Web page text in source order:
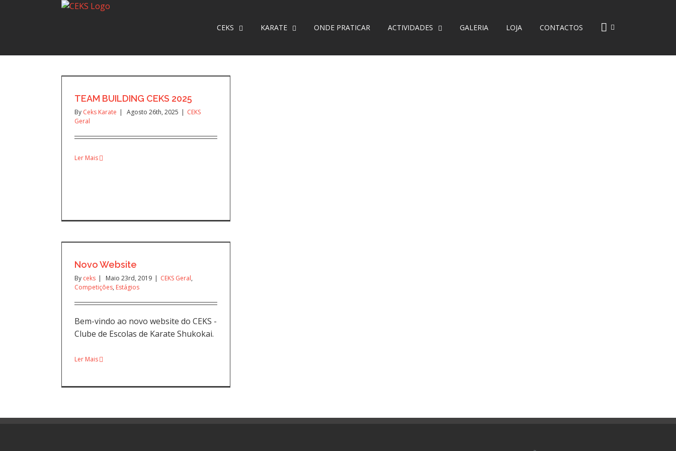
CEKS KARATE ONDE PRATICAR ACTIVIDADES GALERIA LOJA CONTACTOS
TEAM BUILDING CEKS 2025
By Ceks Karate | Agosto 26th, 2025 | CEKS
Geral
Ler Mais
Novo Website
By ceks | Maio 23rd, 2019 | CEKS Geral,
Competições, Estágios
Bem-vindo ao novo website do CEKS -
Clube de Escolas de Karate Shukokai.
Ler Mais